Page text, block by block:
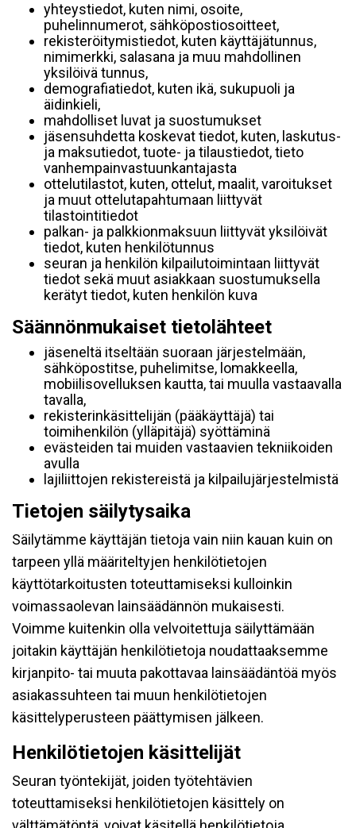
yhteystiedot, kuten nimi, osoite,
puhelinnumerot, sähköpostiosoitteet,
rekisteröitymistiedot, kuten käyttäjätunnus,
nimimerkki, salasana ja muu mahdollinen
yksilöivä tunnus,
demografiatiedot, kuten ikä, sukupuoli ja
äidinkieli,
mahdolliset luvat ja suostumukset
jäsensuhdetta koskevat tiedot, kuten, laskutus-
ja maksutiedot, tuote- ja tilaustiedot, tieto
vanhempainvastuunkantajasta
ottelutilastot, kuten, ottelut, maalit, varoitukset
ja muut ottelutapahtumaan liittyvät
tilastointitiedot
palkan- ja palkkionmaksuun liittyvät yksilöivät
tiedot, kuten henkilötunnus
seuran ja henkilön kilpailutoimintaan liittyvät
tiedot sekä muut asiakkaan suostumuksella
kerätyt tiedot, kuten henkilön kuva
Säännönmukaiset tietolähteet
jäseneltä itseltään suoraan järjestelmään,
sähköpostitse, puhelimitse, lomakkeella,
mobiilisovelluksen kautta, tai muulla vastaavalla
tavalla,
rekisterinkäsittelijän (pääkäyttäjä) tai
toimihenkilön (ylläpitäjä) syöttäminä
evästeiden tai muiden vastaavien tekniikoiden
avulla
lajiliittojen rekistereistä ja kilpailujärjestelmistä
Tietojen säilytysaika
Säilytämme käyttäjän tietoja vain niin kauan kuin on
tarpeen yllä määriteltyjen henkilötietojen
käyttötarkoitusten toteuttamiseksi kulloinkin
voimassaolevan lainsäädännön mukaisesti.
Voimme kuitenkin olla velvoitettuja säilyttämään
joitakin käyttäjän henkilötietoja noudattaaksemme
kirjanpito- tai muuta pakottavaa lainsäädäntöä myös
asiakassuhteen tai muun henkilötietojen
käsittelyperusteen päättymisen jälkeen.
Henkilötietojen käsittelijät
Seuran työntekijät, joiden työtehtävien
toteuttamiseksi henkilötietojen käsittely on